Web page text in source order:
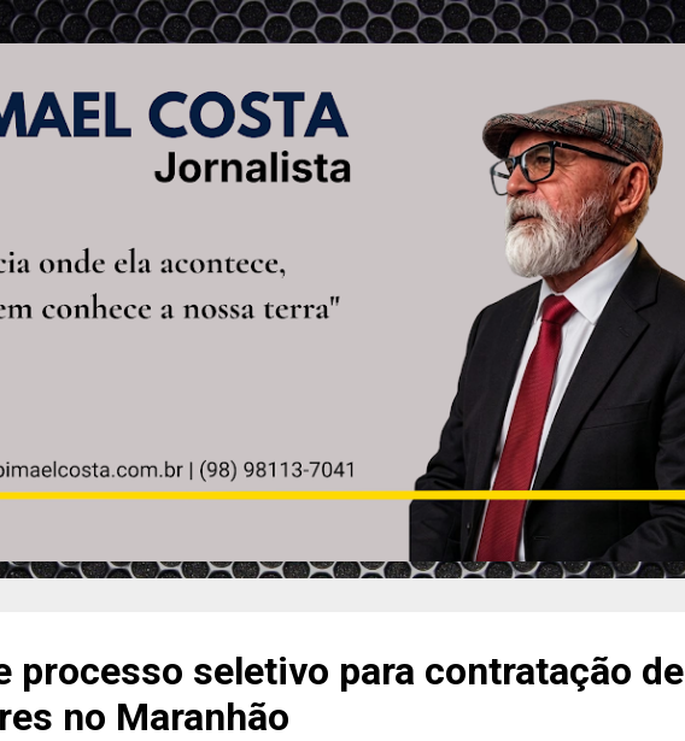
Pular para o conteúdo principal
processo seletivo para contratação de
no Maranhão